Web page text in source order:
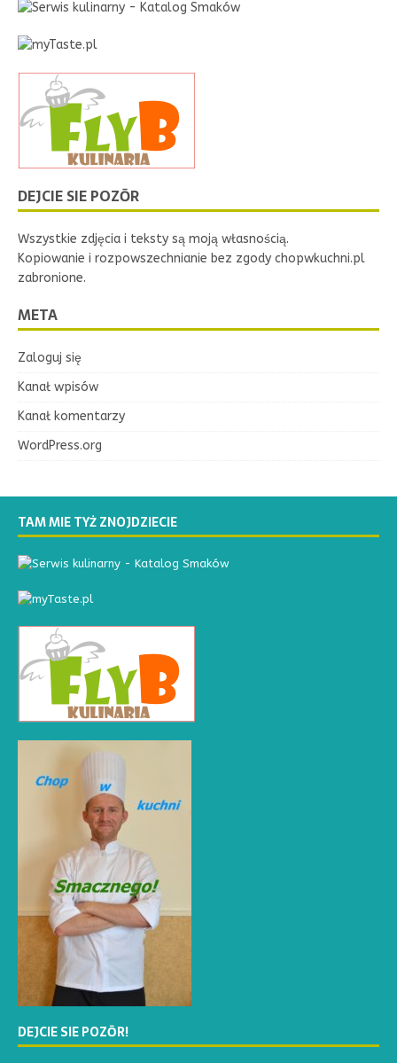
DEJCIE SIE POZŌR
Wszystkie zdjęcia i teksty są moją własnością.
Kopiowanie i rozpowszechnianie bez zgody chopwkuchni.pl
zabronione.
META
Zaloguj się
Kanał wpisów
Kanał komentarzy
WordPress.org
TAM MIE TYŻ ZNOJDZIECIE
DEJCIE SIE POZŌR!